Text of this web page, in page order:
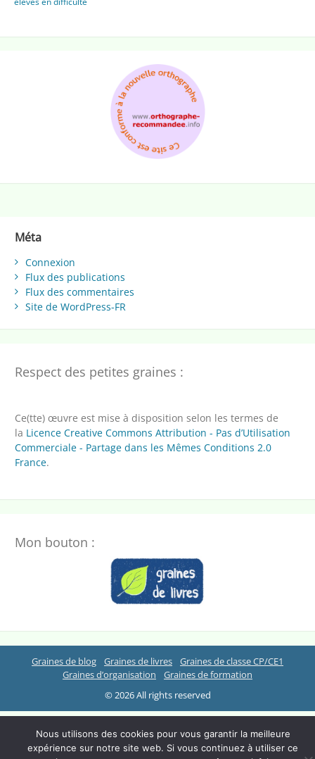
Méta
Connexion
Flux des publications
Flux des commentaires
Site de WordPress-FR
Respect des petites graines :
Ce(tte) œuvre est mise à disposition selon les termes de
la Licence Creative Commons Attribution - Pas d’Utilisation
Commerciale - Partage dans les Mêmes Conditions 2.0
France.
Mon bouton :
Graines de blog Graines de livres
Graines de classe CP/CE1
Graines d’organisation
Graines de formation
© 2026 All rights reserved
Nous utilisons des cookies pour vous garantir la meilleure
expérience sur notre site web. Si vous continuez à utiliser ce